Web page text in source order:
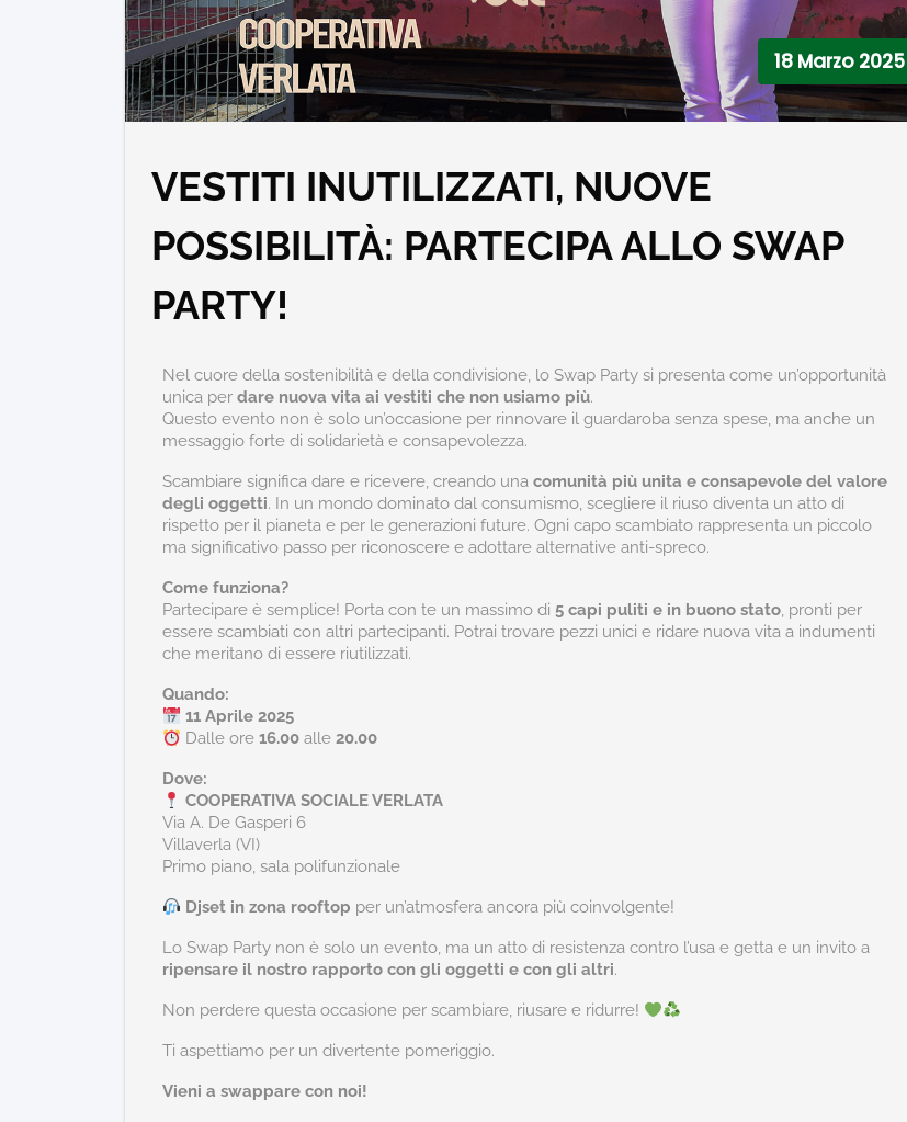
18 Marzo 2025
VESTITI INUTILIZZATI, NUOVE
POSSIBILITÀ: PARTECIPA ALLO SWAP
PARTY!
Nel cuore della sostenibilità e della condivisione, lo Swap Party si presenta come un’opportunità
unica per dare nuova vita ai vestiti che non usiamo più.
Questo evento non è solo un’occasione per rinnovare il guardaroba senza spese, ma anche un
messaggio forte di solidarietà e consapevolezza.
Scambiare significa dare e ricevere, creando una comunità più unita e consapevole del valore
degli oggetti. In un mondo dominato dal consumismo, scegliere il riuso diventa un atto di
rispetto per il pianeta e per le generazioni future. Ogni capo scambiato rappresenta un piccolo
ma significativo passo per riconoscere e adottare alternative anti-spreco.
Come funziona?
Partecipare è semplice! Porta con te un massimo di 5 capi puliti e in buono stato, pronti per
essere scambiati con altri partecipanti. Potrai trovare pezzi unici e ridare nuova vita a indumenti
che meritano di essere riutilizzati.
Quando:
11 Aprile 2025
Dalle ore16.00 alle20.00
Dove:
COOPERATIVA SOCIALE VERLATA
Via A. De Gasperi 6
Villaverla (VI)
Primo piano, sala polifunzionale
Djset in zona rooftop per un’atmosfera ancora più coinvolgente!
Lo Swap Party non è solo un evento, ma un atto di resistenza contro l’usa e getta e un invito a
ripensare il nostro rapporto con gli oggetti e con gli altri.
Non perdere questa occasione per scambiare, riusare e ridurre!
Ti aspettiamo per un divertente pomeriggio.
Vieni a swappare con noi!